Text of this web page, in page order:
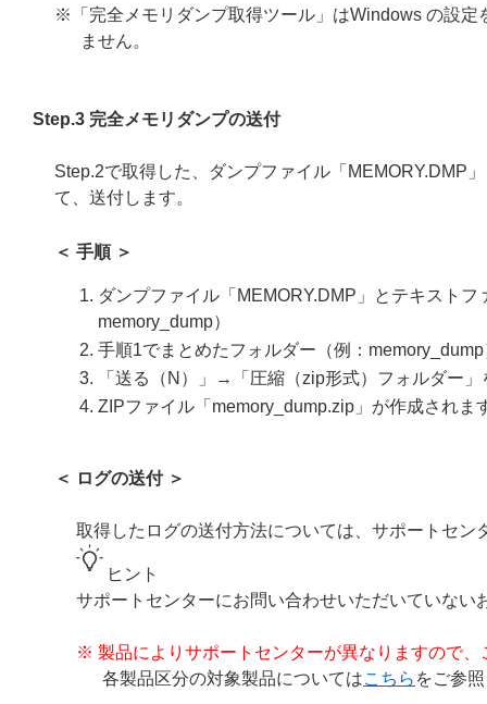
※「完全メモリダンプ取得ツール」はWindows の設
ません。
Step.3 完全メモリダンプの送付
Step.2で取得した、ダンプファイル「MEMORY.DMP
て、送付します。
＜ 手順 ＞
ダンプファイル「MEMORY.DMP」とテキスト
memory_dump）
手順1でまとめたフォルダー（例：
「送る（N）」→「圧縮（zip形式）フォルダー
ZIPファイル「memory_dump.zip」が作成されま
＜ ログの送付 ＞
取得したログの送付方法については、サポートセ
ヒント
サポートセンターにお問い合わせいただいていな
※ 製品によりサポートセンターが異なりますので、
各製品区分の対象製品についてはこちら をご参